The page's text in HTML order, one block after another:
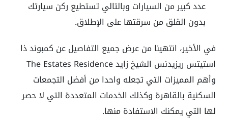
عدد كبير من السيارات وبالتالي تستطيع ركن سيارتك
بدون القلق من سرقتها على الإطلاق.
في الأخير، انتهينا من عرض جميع التفاصيل عن كمبوند ذا
استيتس ريزيدنس الشيخ زايد The Estates Residence
وأهم المميزات التي تجعله واحدا من أفضل التجمعات
السكنية بالقاهرة وكذلك الخدمات المتعددة التي لا حصر
لها التي يمكنك الاستفادة منها.